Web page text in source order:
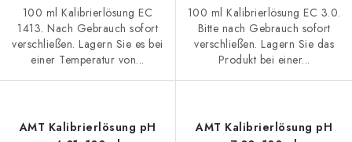
100 ml Kalibrierlösung EC
1413. Nach Gebrauch sofort
verschließen. Lagern Sie es bei
einer Temperatur von...
100 ml Kalibrierlösung EC 3.0.
Bitte nach Gebrauch sofort
verschließen. Lagern Sie das
Produkt bei einer...
AMT Kalibrierlösung pH
AMT Kalibrierlösung pH